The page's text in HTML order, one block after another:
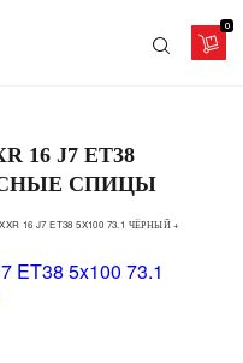
0
16 J7 ET38
СПИЦЫ
16 J7 ET38 5X100 73.1 ЧЁРНЫЙ +